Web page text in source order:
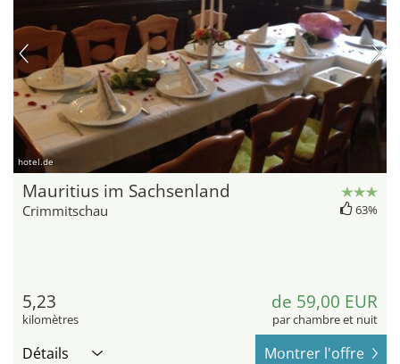
hotel.de
Mauritius im Sachsenland
Crimmitschau 63%
5,23
kilomètres
de 59,00 EUR
par chambre et nuit
Détails Montrer l'offre